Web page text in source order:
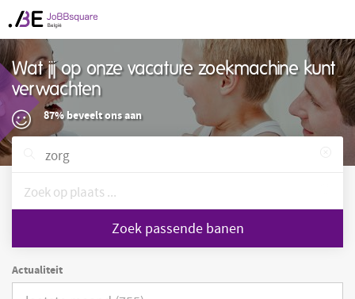
Wat jij op onze vacature zoekmachine kunt
verwachten
87% beveelt ons aan
Zoek passende banen
Actualiteit